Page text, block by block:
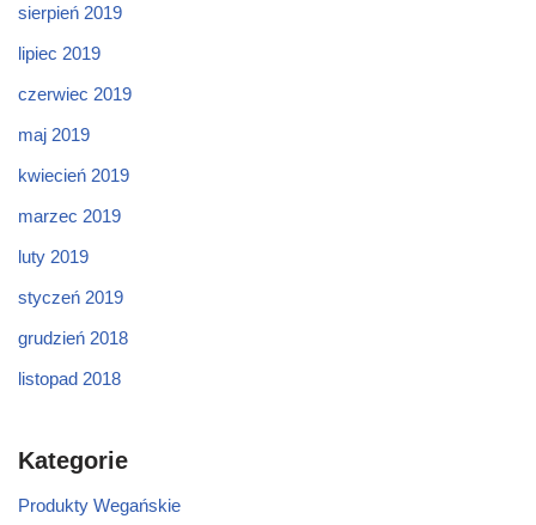
sierpień 2019
lipiec 2019
czerwiec 2019
maj 2019
kwiecień 2019
marzec 2019
luty 2019
styczeń 2019
grudzień 2018
listopad 2018
Kategorie
Produkty Wegańskie